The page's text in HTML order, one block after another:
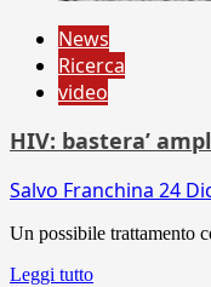
News
Ricerca
video
HIV: bastera’
Salvo Franchina 24
Un possibile trattamento
Leggi tutto